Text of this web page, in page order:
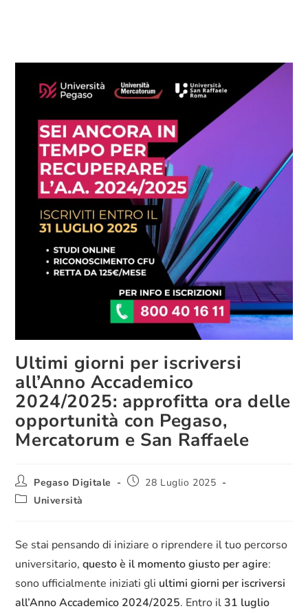
Ultimi giorni per iscriversi
all’Anno Accademico
2024/2025: approfitta ora delle
opportunità con Pegaso,
Mercatorum e San Raffaele
Pegaso Digitale
28 Luglio 2025
Università
Se stai pensando di iniziare o riprendere il tuo percorso
universitario,questo è il momento giusto per agire:
sono ufficialmente iniziati gli ultimi giorni per iscriversi
all’Anno Accademico 2024/2025. Entro il31 luglio